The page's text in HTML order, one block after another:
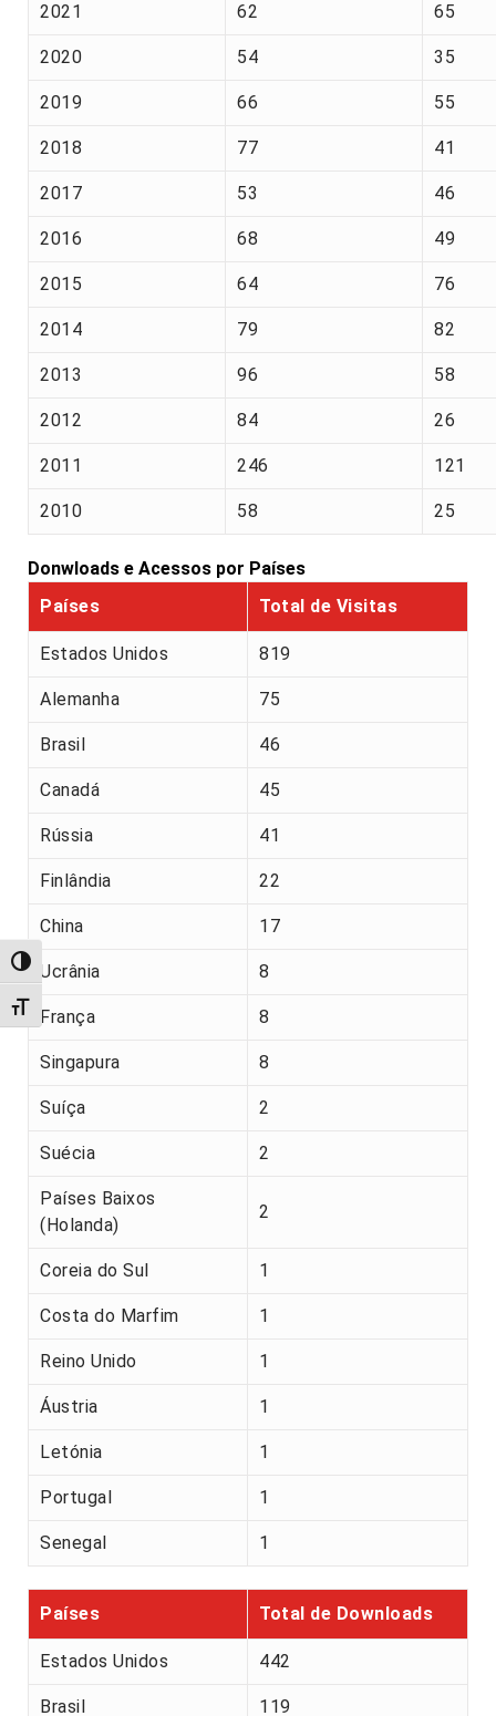
Alternar alto contraste
Alternar tamanho da fonte
2021 62 65
2020 54 35
2019 66 55
2018 77 41
2017 53 46
2016 68 49
2015 64 76
2014 79 82
2013 96 58
2012 84 26
2011 246 121
2010 58 25
Donwloads e Acessos por Países
Países
Total de Visitas
Estados Unidos 819
Alemanha 75
Brasil 46
Canadá 45
Rússia 41
Finlândia 22
China 17
Ucrânia 8
França 8
Singapura 8
Suíça 2
Suécia 2
Países Baixos
(Holanda)
2
Coreia do Sul 1
Costa do Marfim 1
Reino Unido 1
Áustria 1
Letónia 1
Portugal 1
Senegal 1
Países Total de Downloads
Estados Unidos 442
Brasil 119